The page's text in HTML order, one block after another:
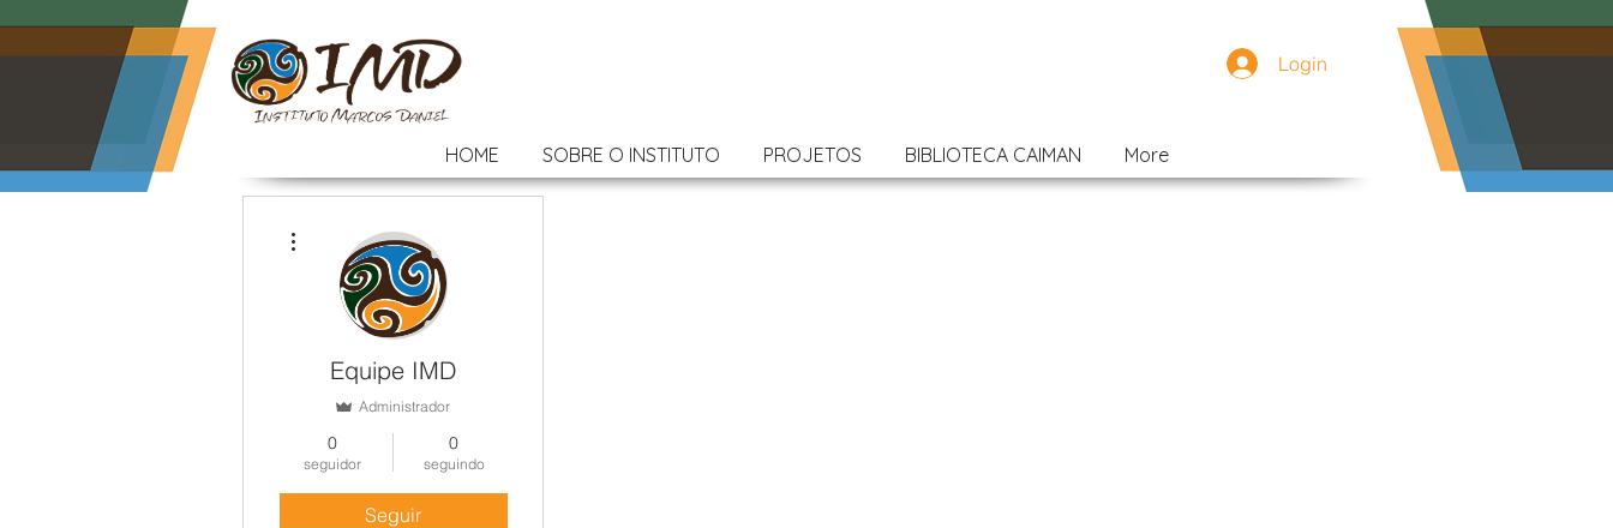
Login
HOME SOBRE O INSTITUTO PROJETOS BIBLIOTECA CAIMAN More
Equipe IMD
Administrador
0
seguidor
0
seguindo
Seguir